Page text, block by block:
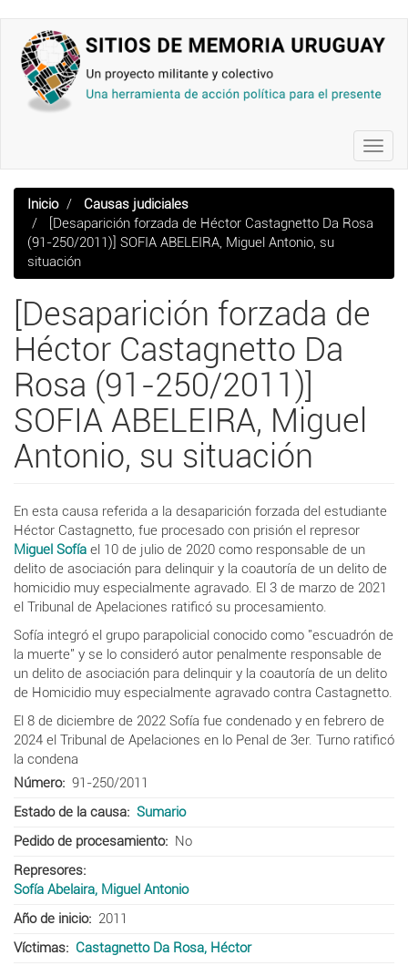
contenido
principal
Inicio
Causas judiciales
[Desaparición forzada de Héctor Castagnetto Da Rosa
(91-250/2011)] SOFIA ABELEIRA, Miguel Antonio, su
situación
[Desaparición forzada de
Héctor Castagnetto Da
Rosa (91-250/2011)]
SOFIA ABELEIRA, Miguel
Antonio, su situación
En esta causa referida a la desaparición forzada del estudiante
Héctor Castagnetto, fue procesado con prisión el represor
Miguel Sofía el 10 de julio de 2020 como responsable de un
delito de asociación para delinquir y la coautoría de un delito de
homicidio muy especialmente agravado. El 3 de marzo de 2021
el Tribunal de Apelaciones ratificó su procesamiento.
Sofía integró el grupo parapolicial conocido como "escuadrón de
la muerte" y se lo consideró autor penalmente responsable de
un delito de asociación para delinquir y la coautoría de un delito
de Homicidio muy especialmente agravado contra Castagnetto.
El 8 de diciembre de 2022 Sofía fue condenado y en febrero de
2024 el Tribunal de Apelaciones en lo Penal de 3er. Turno ratificó
la condena
Número
91-250/2011
Estado de la causa
Sumario
Pedido de procesamiento
No
Represores
Sofía Abelaira, Miguel Antonio
Año de inicio
2011
Víctimas
Castagnetto Da Rosa, Héctor